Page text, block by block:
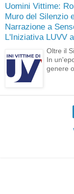
Uomini Vittime:
Muro del Silenzio
Narrazione a
L'Iniziativa LUVV
Oltre il
In
genere